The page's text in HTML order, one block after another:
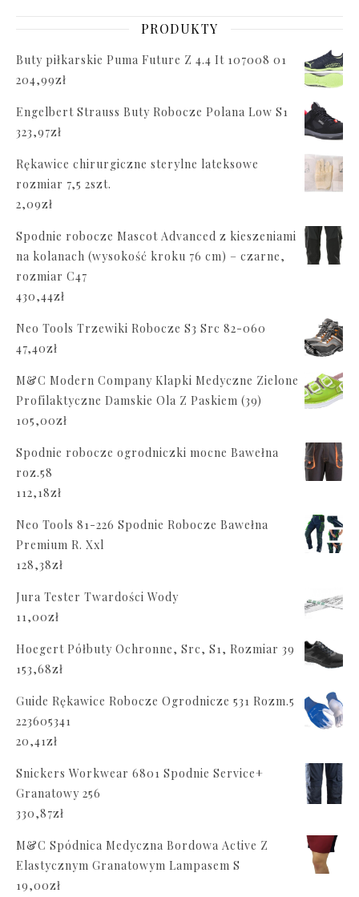
PRODUKTY
Buty piłkarskie Puma Future Z 4.4 It 107008 01
204,99zł
Engelbert Strauss Buty Robocze Polana Low S1
323,97zł
Rękawice chirurgiczne sterylne lateksowe
rozmiar 7,5 2szt.
2,09zł
Spodnie robocze Mascot Advanced z kieszeniami
na kolanach (wysokość kroku 76 cm) – czarne,
rozmiar C47
430,44zł
Neo Tools Trzewiki Robocze S3 Src 82-060
47,40zł
M&C Modern Company Klapki Medyczne Zielone
Profilaktyczne Damskie Ola Z Paskiem (39)
105,00zł
Spodnie robocze ogrodniczki mocne Bawełna
roz.58
112,18zł
Neo Tools 81-226 Spodnie Robocze Bawełna
Premium R. Xxl
128,38zł
Jura Tester Twardości Wody
11,00zł
Hoegert Półbuty Ochronne, Src, S1, Rozmiar 39
153,68zł
Guide Rękawice Robocze Ogrodnicze 531 Rozm.5
223605341
20,41zł
Snickers Workwear 6801 Spodnie Service+
Granatowy 256
330,87zł
M&C Spódnica Medyczna Bordowa Active Z
Elastycznym Granatowym Lampasem S
19,00zł